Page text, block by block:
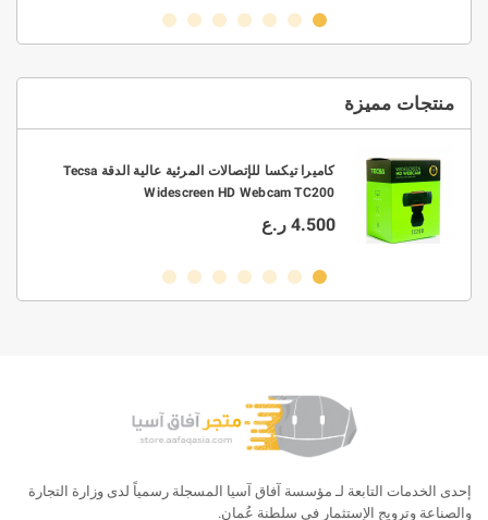
منتجات مميزة
كاميرا تيكسا للإتصالات المرئية عالية الدقة Tecsa
Widescreen HD Webcam TC200
4.500 ر.ع
إحدى الخدمات التابعة لـ مؤسسة آفاق آسيا المسجلة رسمياً لدى وزارة التجارة
والصناعة وترويج الإستثمار في سلطنة عُمان.